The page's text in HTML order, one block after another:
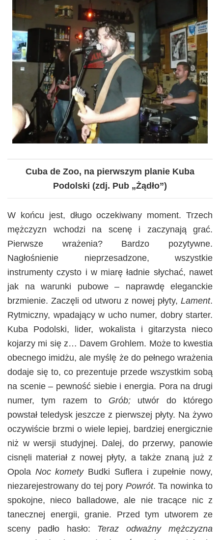
Cuba de Zoo, na pierwszym planie Kuba
Podolski (zdj. Pub „Żądło”)
W końcu jest, długo oczekiwany moment. Trzech
mężczyzn wchodzi na scenę i zaczynają grać.
Pierwsze wrażenia? Bardzo pozytywne.
Nagłośnienie nieprzesadzone, wszystkie
instrumenty czysto i w miarę ładnie słychać, nawet
jak na warunki pubowe – naprawdę eleganckie
brzmienie. Zaczęli od utworu z nowej płyty, Lament.
Rytmiczny, wpadający w ucho numer, dobry starter.
Kuba Podolski, lider, wokalista i gitarzysta nieco
kojarzy mi się z… Davem Grohlem. Może to kwestia
obecnego imidżu, ale myślę że do pełnego wrażenia
dodaje się to, co prezentuje przede wszystkim sobą
na scenie – pewność siebie i energia. Pora na drugi
numer, tym razem to Grób; utwór do którego
powstał teledysk jeszcze z pierwszej płyty. Na żywo
oczywiście brzmi o wiele lepiej, bardziej energicznie
niż w wersji studyjnej. Dalej, do przerwy, panowie
cisnęli materiał z nowej płyty, a także znaną już z
Opola Noc kometyBudki Suflera i zupełnie nowy,
niezarejestrowany do tej pory Powrót. Ta nowinka to
spokojne, nieco balladowe, ale nie tracące nic z
tanecznej energii, granie. Przed tym utworem ze
sceny padło hasło: Teraz odważny mężczyzna